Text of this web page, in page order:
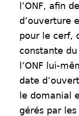
l’ONF, afin
d’ouverture
pour le cerf,
constante
l’ONF lui-
date
le domanial
gérés par